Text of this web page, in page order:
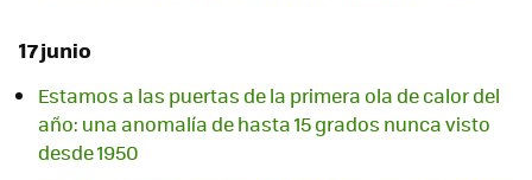
17 junio
Estamos a las puertas de la primera ola de calor del
año: una anomalía de hasta 15 grados nunca visto
desde 1950